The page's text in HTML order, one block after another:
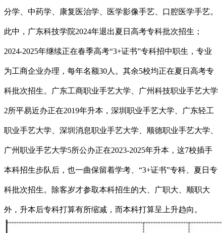
分学、中药学、康复医治学、医学影像手艺、口腔医学手艺。
此中，广东科技学院2024年退出夏日高考专科批次招生；
2024-2025年继续正在春季高考“3+证书”专科招中职生，专业
为工商企业办理，每年名额30人。其余5校均正在夏日高考专
科批次招生。广东工商职业手艺大学、广州科技职业手艺大学
2所平易近办正在2019年升本，深圳职业手艺大学、广东轻工
职业手艺大学、深圳消息职业手艺大学、顺德职业手艺大学、
广州职业手艺大学5所公办正在2023-2025年升本，这7校插手
本科招生步队后，也一曲保留着学考、“3+证书”专科、夏日专
科批次招生。除客岁才参取本科招生的大、广职大、顺职大
外，升本后专科打算有所缩减，而本科打算呈上升趋向。